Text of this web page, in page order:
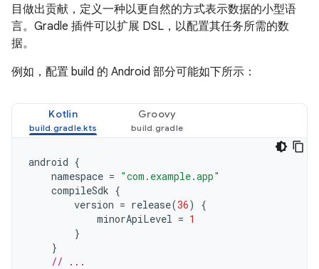
目做出贡献，定义一种以更自然的方式表示数据的小型语
言。Gradle 插件可以扩展 DSL，以配置其任务所需的数
据。
例如，配置 build 的 Android 部分可能如下所示：
Kotlin Groovy
android {
namespace = "com.example.app"
compileSdk {
version = release(36)
{
minorApiLevel = 1
}
}
// ...